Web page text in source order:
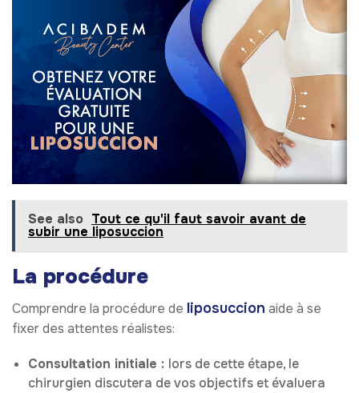
See also Tout ce qu'il faut savoir avant de
subir une liposuccion
La procédure
Comprendre la procédure de liposuccion aide à se
fixer des attentes réalistes:
Consultation initiale : lors de cette étape, le
chirurgien discutera de vos objectifs et évaluera